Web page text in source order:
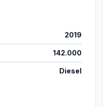
2019
142.000
Diesel